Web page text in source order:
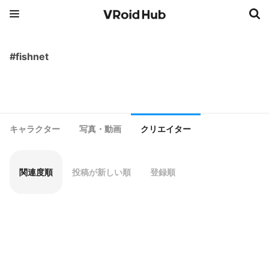
#fishnet
キャラクター 写真・動画 クリエイター
関連度順 投稿が新しい順 登録順